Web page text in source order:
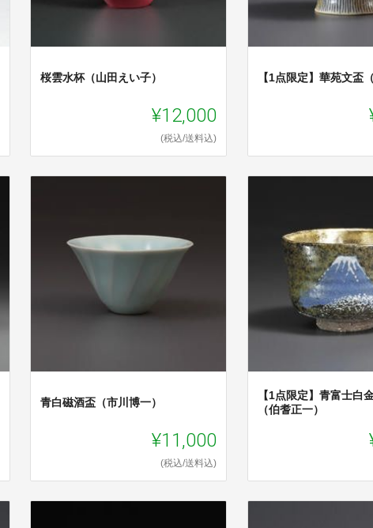
桜雲水杯（山田えい子）
¥12,000
(税込/送料込)
【1点限定】華苑文盃
青白磁酒盃（市川博一）
¥11,000
(税込/送料込)
【1点限定】青富士白
（伯耆正一）